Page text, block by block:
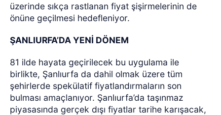
üzerinde sıkça rastlanan fiyat şişirmelerinin de
önüne geçilmesi hedefleniyor.
ŞANLIURFA’DA YENİ DÖNEM
81 ilde hayata geçirilecek bu uygulama ile
birlikte, Şanlıurfa da dahil olmak üzere tüm
şehirlerde spekülatif fiyatlandırmaların son
bulması amaçlanıyor. Şanlıurfa’da taşınmaz
piyasasında gerçek dışı fiyatlar tarihe karışacak,